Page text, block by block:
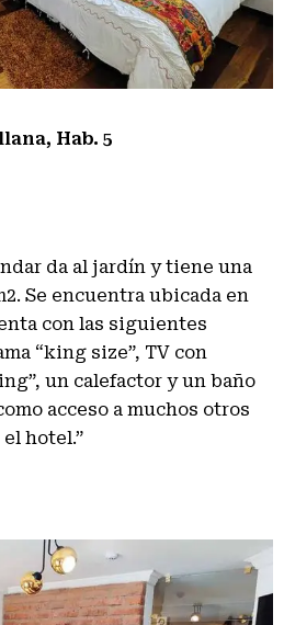
Hab. 5
da al jardín y tiene una
Se encuentra ubicada en
con las siguientes
“king size”, TV con
un calefactor y un baño
acceso a muchos otros
hotel.”